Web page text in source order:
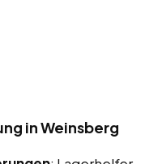
in Weinsberg